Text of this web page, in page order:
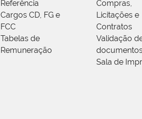
Referência
Cargos CD, FG e
FCC
Tabelas de
Remuneração
Compras,
Licitações e
Contratos
Validação
Sala de